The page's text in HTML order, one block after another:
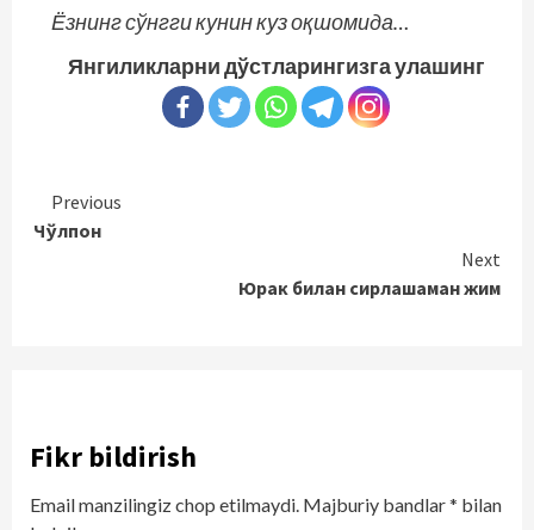
Ёзнинг сўнгги кунин куз оқшомида…
Янгиликларни дўстларингизга улашинг
Continue
Reading
Previous
Чўлпон
Next
Юрак билан сирлашаман жим
Fikr bildirish
Email manzilingiz chop etilmaydi. Majburiy bandlar* bilan